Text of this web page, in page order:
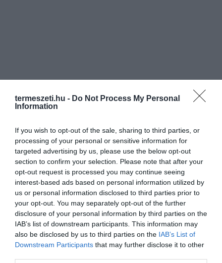
termeszeti.hu - Do Not Process My Personal
Information
If you wish to opt-out of the sale, sharing to third parties, or
processing of your personal or sensitive information for
targeted advertising by us, please use the below opt-out
section to confirm your selection. Please note that after your
opt-out request is processed you may continue seeing
interest-based ads based on personal information utilized by
us or personal information disclosed to third parties prior to
your opt-out. You may separately opt-out of the further
disclosure of your personal information by third parties on the
IAB’s list of downstream participants. This information may
also be disclosed by us to third parties on the IAB’s List of
Downstream Participants that may further disclose it to other